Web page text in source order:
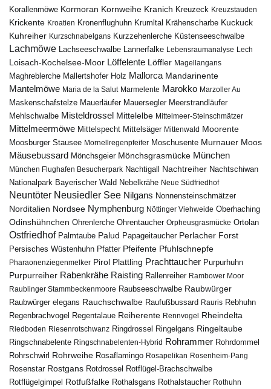
Korallenmöwe Kormoran Kornweihe Kranich Kreuzeck Kreuzstauden
Krickente Kroatien Kronenflughuhn Krumltal Krähenscharbe Kuckuck
Kuhreiher Kurzschnabelgans Kurzzehenlerche Küstenseeschwalbe
Lachmöwe Lachseeschwalbe Lannerfalke Lebensraumanalyse Lech
Loisach-Kochelsee-Moor Löffelente Löffler Magellangans
Maghreblerche Mallertshofer Holz Mallorca Mandarinente
Mantelmöwe Maria de la Salut Marmelente Marokko Marzoller Au
Maskenschafstelze Mauerläufer Mauersegler Meerstrandläufer
Mehlschwalbe Misteldrossel Mittelelbe Mittelmeer-Steinschmätzer
Mittelmeermöwe Mittelspecht Mittelsäger Mittenwald Moorente
Moosburger Stausee Mornellregenpfeifer Moschusente Murnauer Moos
Mäusebussard Mönchsgeier Mönchsgrasmücke München
München Flughafen Besucherpark Nachtigall Nachtreiher Nachtschiwan
Nationalpark Bayerischer Wald Nebelkrähe Neue Südfriedhof
Neuntöter Neusiedler See Nilgans Nonnensteinschmätzer
Norditalien Nordsee Nymphenburg Nöttinger Viehweide Oberhaching
Odinshühnchen Ohrenlerche Ohrentaucher Orpheusgrasmücke Ortolan
Ostfriedhof Palmtaube Palud Papageitaucher Perlacher Forst
Persisches Wüstenhuhn Pfatter Pfeifente Pfuhlschnepfe
Pharaonenziegenmelker Pirol Plattling Prachttaucher Purpurhuhn
Purpurreiher Rabenkrähe Raisting Rallenreiher Rambower Moor
Raublinger Stammbeckenmoore Raubseeschwalbe Raubwürger
Raubwürger elegans Rauchschwalbe Raufußbussard Rauris Rebhuhn
Regenbrachvogel Regentalaue Reiherente Rennvogel Rheindelta
Riedboden Riesenrotschwanz Ringdrossel Ringelgans Ringeltaube
Ringschnabelente Ringschnabelenten-Hybrid Rohrammer Rohrdommel
Rohrschwirl Rohrweihe Rosaflamingo Rosapelikan Rosenheim-Pang
Rosenstar Rostgans Rotdrossel
Rotflügel-Brachschwalbe
Rotflügelgimpel Rotfußfalke Rothalsgans Rothalstaucher Rothuhn